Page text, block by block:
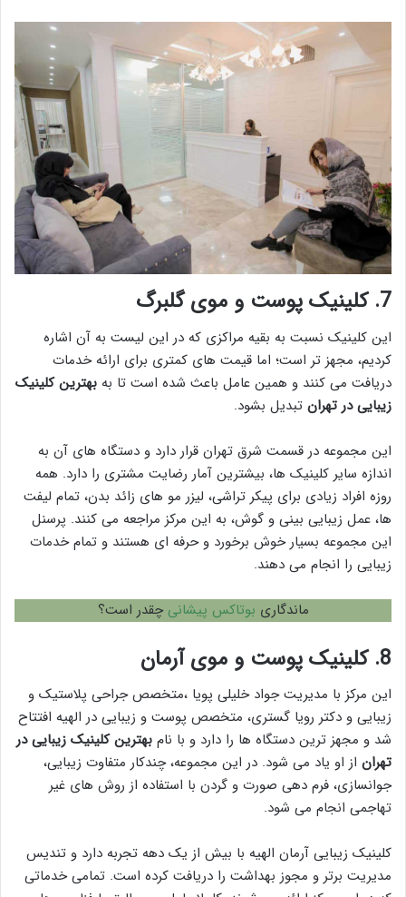
7. کلینیک پوست و موی گلبرگ
این کلینیک نسبت به بقیه مراکزی که در این لیست به آن اشاره
کردیم، مجهز تر است؛ اما قیمت های کمتری برای ارائه خدمات
دریافت می کنند و همین عامل باعث شده است تا به بهترین کلینیک
زیبایی در تهران تبدیل بشود.
این مجموعه در قسمت شرق تهران قرار دارد و دستگاه های آن به
اندازه سایر کلینیک ها، بیشترین آمار رضایت مشتری را دارد. همه
روزه افراد زیادی برای پیکر تراشی، لیزر مو های زائد بدن، تمام لیفت
ها، عمل زیبایی بینی و گوش، به این مرکز مراجعه می کنند. پرسنل
این مجموعه بسیار خوش برخورد و حرفه ای هستند و تمام خدمات
زیبایی را انجام می دهند.
ماندگاری بوتاکس پیشانی چقدر است؟
8. کلینیک پوست و موی آرمان
این مرکز با مدیریت جواد خلیلی پویا ،متخصص جراحی پلاستیک و
زیبایی و دکتر رویا گستری، متخصص پوست و زیبایی در الهیه افتتاح
شد و مجهز ترین دستگاه ها را دارد و با نام بهترین کلینیک زیبایی در
تهران از او یاد می شود. در این مجموعه، چندکار متفاوت زیبایی،
جوانسازی، فرم دهی صورت و گردن با استفاده از روش های غیر
تهاجمی انجام می شود.
کلینیک زیبایی آرمان الهیه با بیش از یک دهه تجربه دارد و تندیس
مدیریت برتر و مجوز بهداشت را دریافت کرده است. تمامی خدماتی